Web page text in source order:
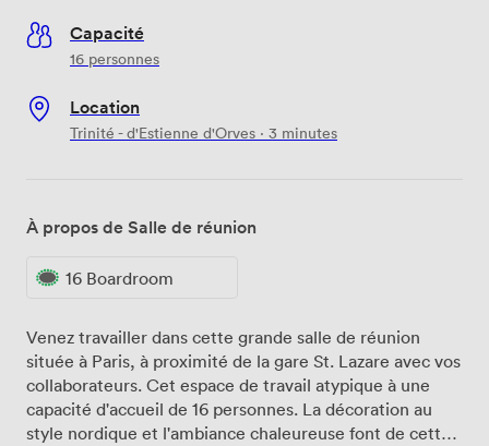
Capacité
16 personnes
Location
Trinité - d'Estienne d'Orves · 3 minutes
À propos de Salle de réunion
16 Boardroom
Venez travailler dans cette grande salle de réunion
située à Paris, à proximité de la gare St. Lazare avec vos
collaborateurs. Cet espace de travail atypique à une
capacité d'accueil de 16 personnes. La décoration au
style nordique et l'ambiance chaleureuse font de cette